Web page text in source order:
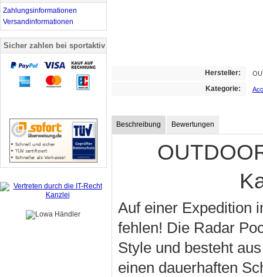
Hersteller:
Kategorie:
Beschreibung Bewertungen
Auf einer Expedition
fehlen! Die Radar
Style und besteht
einen dauerhaften
Zahlungsinformationen
Versandinformationen
Sicher zahlen bei sportaktiv